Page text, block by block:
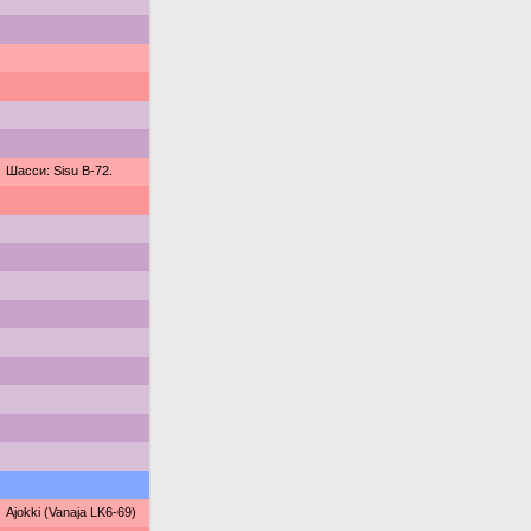
Шасси: Sisu B-72.
Ajokki (Vanaja LK6-69)